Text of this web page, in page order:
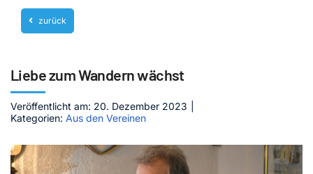
Blog
Unternehmen
Mediathek
Jetzt abonnieren
Kontakt
zurück
Liebe zum Wandern wächst
Veröffentlicht am: 20. Dezember 2023
Kategorien: Aus den Vereinen